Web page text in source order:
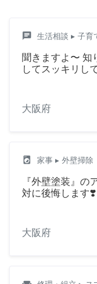
chat 生活相談 ▸ 子育
聞きますよ〜 知
してスッキリし
大阪府
local_laundry_service 家事 ▸ 外壁掃除
『外壁塗装』の
対に後悔します❣️
大阪府